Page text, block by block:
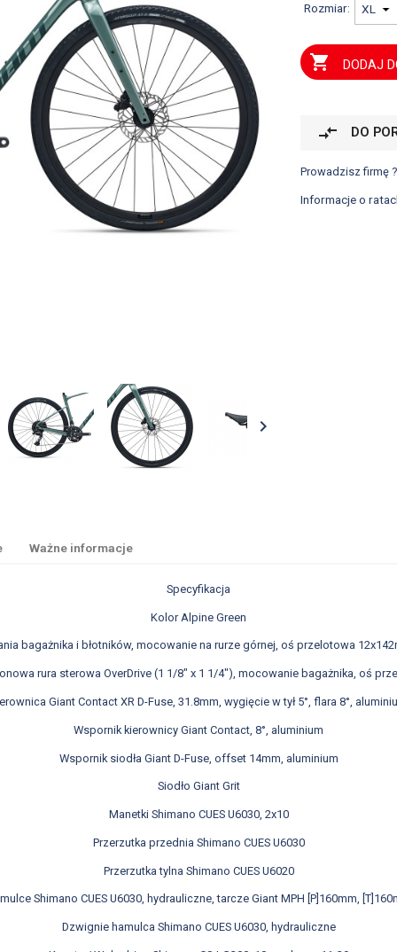

Rozmiar:
 DODAJ
compare_arrows DO
Prowadzisz firmę
Informacje o
Ważne informacje
Specyfikacja
Kolor Alpine Green
bagażnika i błotników, mocowanie na rurze górnej, oś przelotowa
rura sterowa OverDrive (1 1/8" x 1 1/4"), mocowanie bagażnika, oś
Giant Contact XR D-Fuse, 31.8mm, wygięcie w tył 5°, flara 8°,
Wspornik kierownicy Giant Contact, 8°, aluminium
Wspornik siodła Giant D-Fuse, offset 14mm, aluminium
Siodło Giant Grit
Manetki Shimano CUES U6030, 2x10
Przerzutka przednia Shimano CUES U6030
Przerzutka tylna Shimano CUES U6020
Shimano CUES U6030, hydrauliczne, tarcze Giant MPH [P]160mm,
Dzwignie hamulca Shimano CUES U6030, hydrauliczne